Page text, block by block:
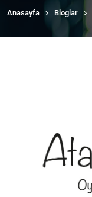
Anasayfa Bloglar